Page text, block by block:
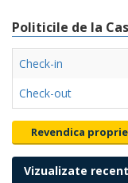
Politicile de la
Check-in
Check-out
Revendica
Vizualizate recent